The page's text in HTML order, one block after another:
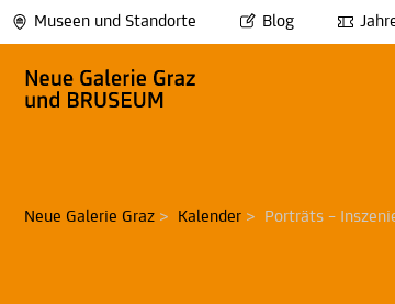
Museen und Standorte Blog
Neue Galerie Graz > Kalender > Porträts –